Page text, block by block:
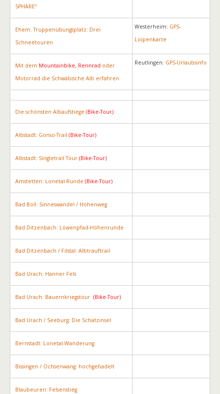
SPHÄRE“
Ehem. Truppenübungsplatz: Drei
Schneetouren
Westerheim: GPS-
Loipenkarte
Mit dem Mountainbike, Rennrad oder
Motorrad die Schwäbische Alb erfahren
Reutlingen: GPS-Urlaubsinfo
Die schönsten Albaufstiege (Bike-Tour)
Albstadt: Gonso-Trail (Bike-Tour)
Albstadt: Singletrail Tour (Bike-Tour)
Amstetten: Lonetal-Runde (Bike-Tour)
Bad Boll: Sinneswandel / Höhenweg
Bad Ditzenbach: Löwenpfad-Höhenrunde
Bad Ditzenbach / Filstal: Albtrauftrail
Bad Urach: Hanner Fels
Bad Urach: Bauernkriegstour (Bike-Tour)
Bad Urach / Seeburg: Die Schatzinsel
Bernstadt: Lonetal-Wanderung
Bissingen / Ochsenwang: hochgehadelt
Blaubeuren: Felsenstieg